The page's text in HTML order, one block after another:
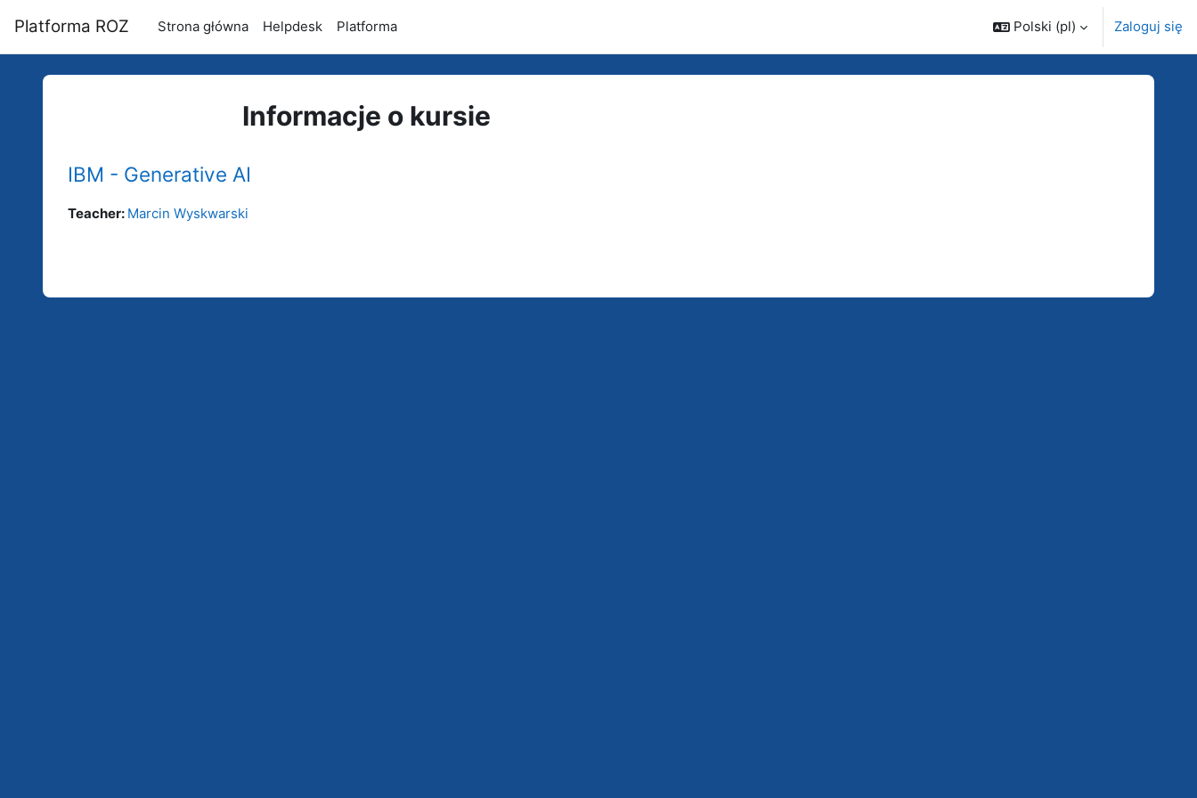
Platforma ROZ Strona główna Helpdesk Platforma Polski ‎(pl)‎ Zaloguj się
Informacje o kursie
IBM - Generative AI
Teacher: Marcin Wyskwarski